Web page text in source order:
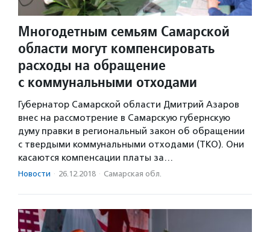
Многодетным семьям Самарской
области могут компенсировать
расходы на обращение
с коммунальными отходами
Губернатор Самарской области Дмитрий Азаров
внес на рассмотрение в Самарскую губернскую
думу правки в региональный закон об обращении
с твердыми коммунальными отходами (ТКО). Они
касаются компенсации платы за…
Новости · 26.12.2018 · Самарская обл.